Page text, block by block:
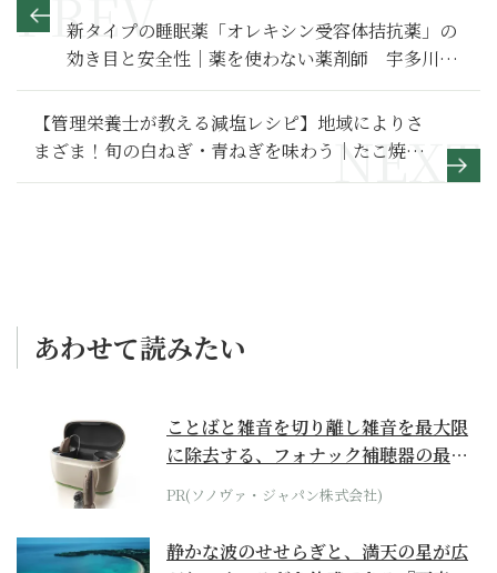
新タイプの睡眠薬「オレキシン受容体拮抗薬」の
効き目と安全性｜薬を使わない薬剤師 宇多川久
美子のお薬講座【第11回】
【管理栄養士が教える減塩レシピ】地域によりさ
まざま！旬の白ねぎ・青ねぎを味わう｜たこ焼き
器不要！丸めないねぎたこ焼き
あわせて読みたい
ことばと雑音を切り離し雑音を最大限
に除去する、フォナック補聴器の最上
位モデル
PR(ソノヴァ・ジャパン株式会社)
静かな波のせせらぎと、満天の星が広